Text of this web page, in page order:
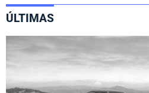
ÚLTIMAS